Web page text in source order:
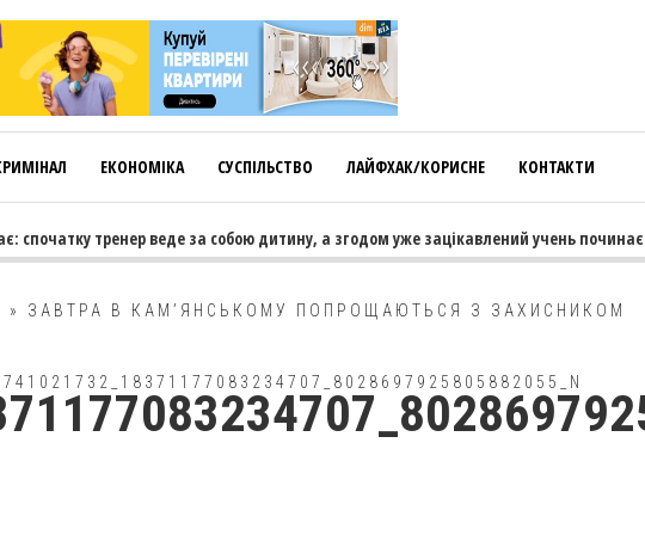
ЕКОНОМІКА СУСПІЛЬСТВО ЛАЙФХАК/КОРИСНЕ КОНТАКТИ
спочатку тренер веде за собою дитину, а згодом уже зацікавлений учень починає
» ЗАВТРА В КАМ’ЯНСЬКОМУ ПОПРОЩАЮТЬСЯ З ЗАХИСНИКОМ
741021732_18371177083234707_8028697925805882055_N